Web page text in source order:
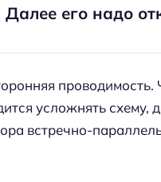
его надо
проводимость.
усложнять схему,
встречно-